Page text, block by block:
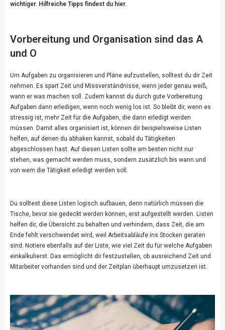
wichtiger. Hilfreiche Tipps findest du hier.
Vorbereitung und Organisation sind das A
und O
Um Aufgaben zu organisieren und Pläne aufzustellen, solltest du dir Zeit
nehmen. Es spart Zeit und Missverständnisse, wenn jeder genau weiß,
wann er was machen soll. Zudem kannst du durch gute Vorbereitung
Aufgaben dann erledigen, wenn noch wenig los ist. So bleibt dir, wenn es
stressig ist, mehr Zeit für die Aufgaben, die dann erledigt werden
müssen. Damit alles organisiert ist, können dir beispielsweise Listen
helfen, auf denen du abhaken kannst, sobald du Tätigkeiten
abgeschlossen hast. Auf diesen Listen sollte am besten nicht nur
stehen, was gemacht werden muss, sondern zusätzlich bis wann und
von wem die Tätigkeit erledigt werden soll.
Du solltest diese Listen logisch aufbauen, denn natürlich müssen die
Tische, bevor sie gedeckt werden können, erst aufgestellt werden. Listen
helfen dir, die Übersicht zu behalten und verhindern, dass Zeit, die am
Ende fehlt verschwendet wird, weil Arbeitsabläufe ins Stocken geraten
sind. Notiere ebenfalls auf der Liste, wie viel Zeit du für welche Aufgaben
einkalkulierst. Das ermöglicht dir festzustellen, ob ausreichend Zeit und
Mitarbeiter vorhanden sind und der Zeitplan überhaupt umzusetzen ist.